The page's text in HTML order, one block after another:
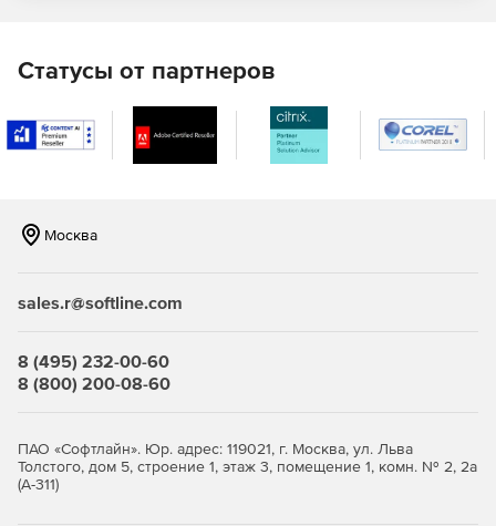
Статусы от партнеров
Москва
sales.r@softline.com
8 (495) 232-00-60
8 (800) 200-08-60
ПАО «Софтлайн». Юр. адрес: 119021, г. Москва, ул. Льва
Толстого, дом 5, строение 1, этаж 3, помещение 1, комн. № 2, 2а
(А-311)